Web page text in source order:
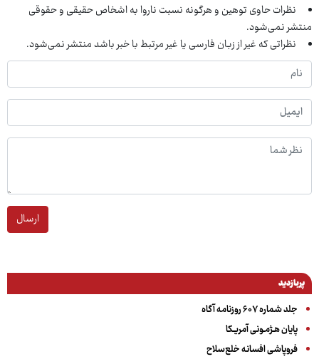
نظرات حاوی توهین و هرگونه نسبت ناروا به اشخاص حقیقی و حقوقی
منتشر نمی‌شود.
نظراتی که غیر از زبان فارسی یا غیر مرتبط با خبر باشد منتشر نمی‌شود.
ارسال
پربازدید
جلد شماره ۶۰۷ روزنامه آگاه
پایان هـژمـونی آمریـکا
فروپاشی افسانه خلع‌سلاح